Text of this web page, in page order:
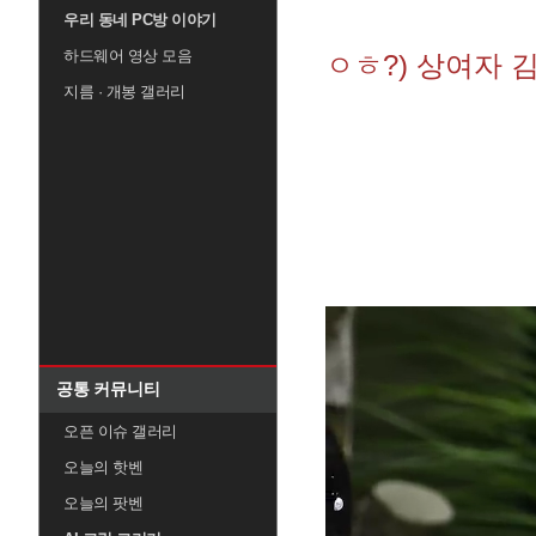
우리 동네 PC방 이야기
하드웨어 영상 모음
지름 · 개봉 갤러리
공통 커뮤니티
오픈 이슈 갤러리
오늘의 핫벤
오늘의 팟벤
ㅇㅎ?) 상여자